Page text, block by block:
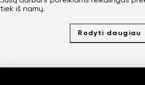
tiek iš namų.
Rodyti daugiau